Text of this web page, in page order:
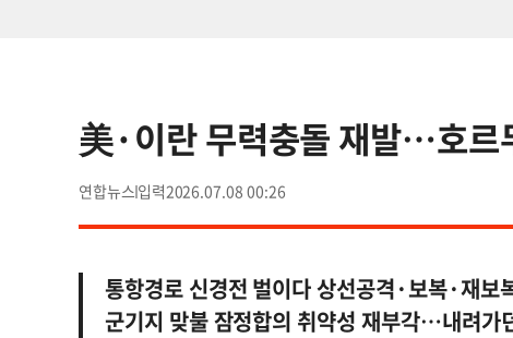
美·이란 무력충돌 재발…호르
연합뉴스 2026.07.08 00:26
통항경로 신경전 벌이다 상선공격·보복·재
군기지 맞불 잠정합의 취약성 재부각…내려가